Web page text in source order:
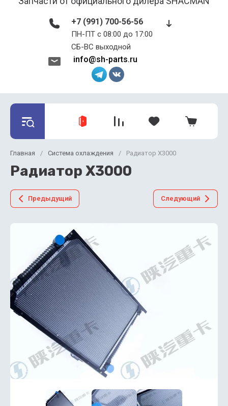
+7 (991) 700-56-56
ПН-ПТ с 08:00 до 17:00 ​​​​​​​
СБ-ВС выходной
info@sh-parts.ru
Главная / Система охлаждения / Радиатор X3000
Радиатор X3000
Предыдущий Следующий